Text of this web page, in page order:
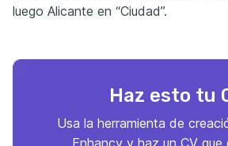
luego Alicante en “Ciudad”.
Haz esto tu
Usa la herramienta de
Enhancv y haz un CV que